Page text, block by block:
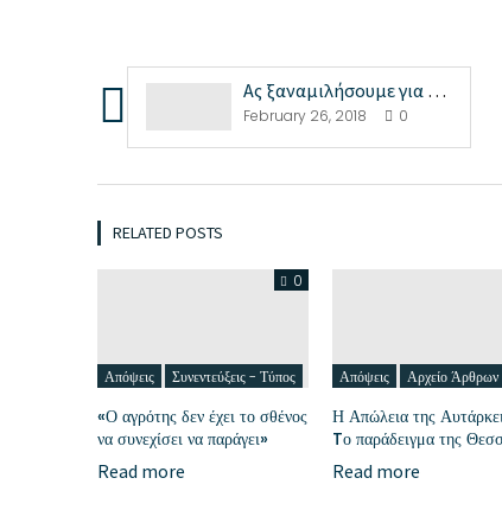
Ας ξαναμιλήσουμε για την αποανάπτυξη
February 26, 2018 0
RELATED POSTS
0
Απόψεις Συνεντεύξεις - Τύπος
«Ο αγρότης δεν έχει το σθένος
να συνεχίσει να παράγει»
Read more
Απόψεις Αρχείο Άρθρων
Η Απώλεια της
Tο παράδειγμα της
Read more